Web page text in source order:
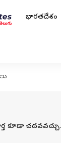
భారతదేశం
కూడా చదవవచ్చు.